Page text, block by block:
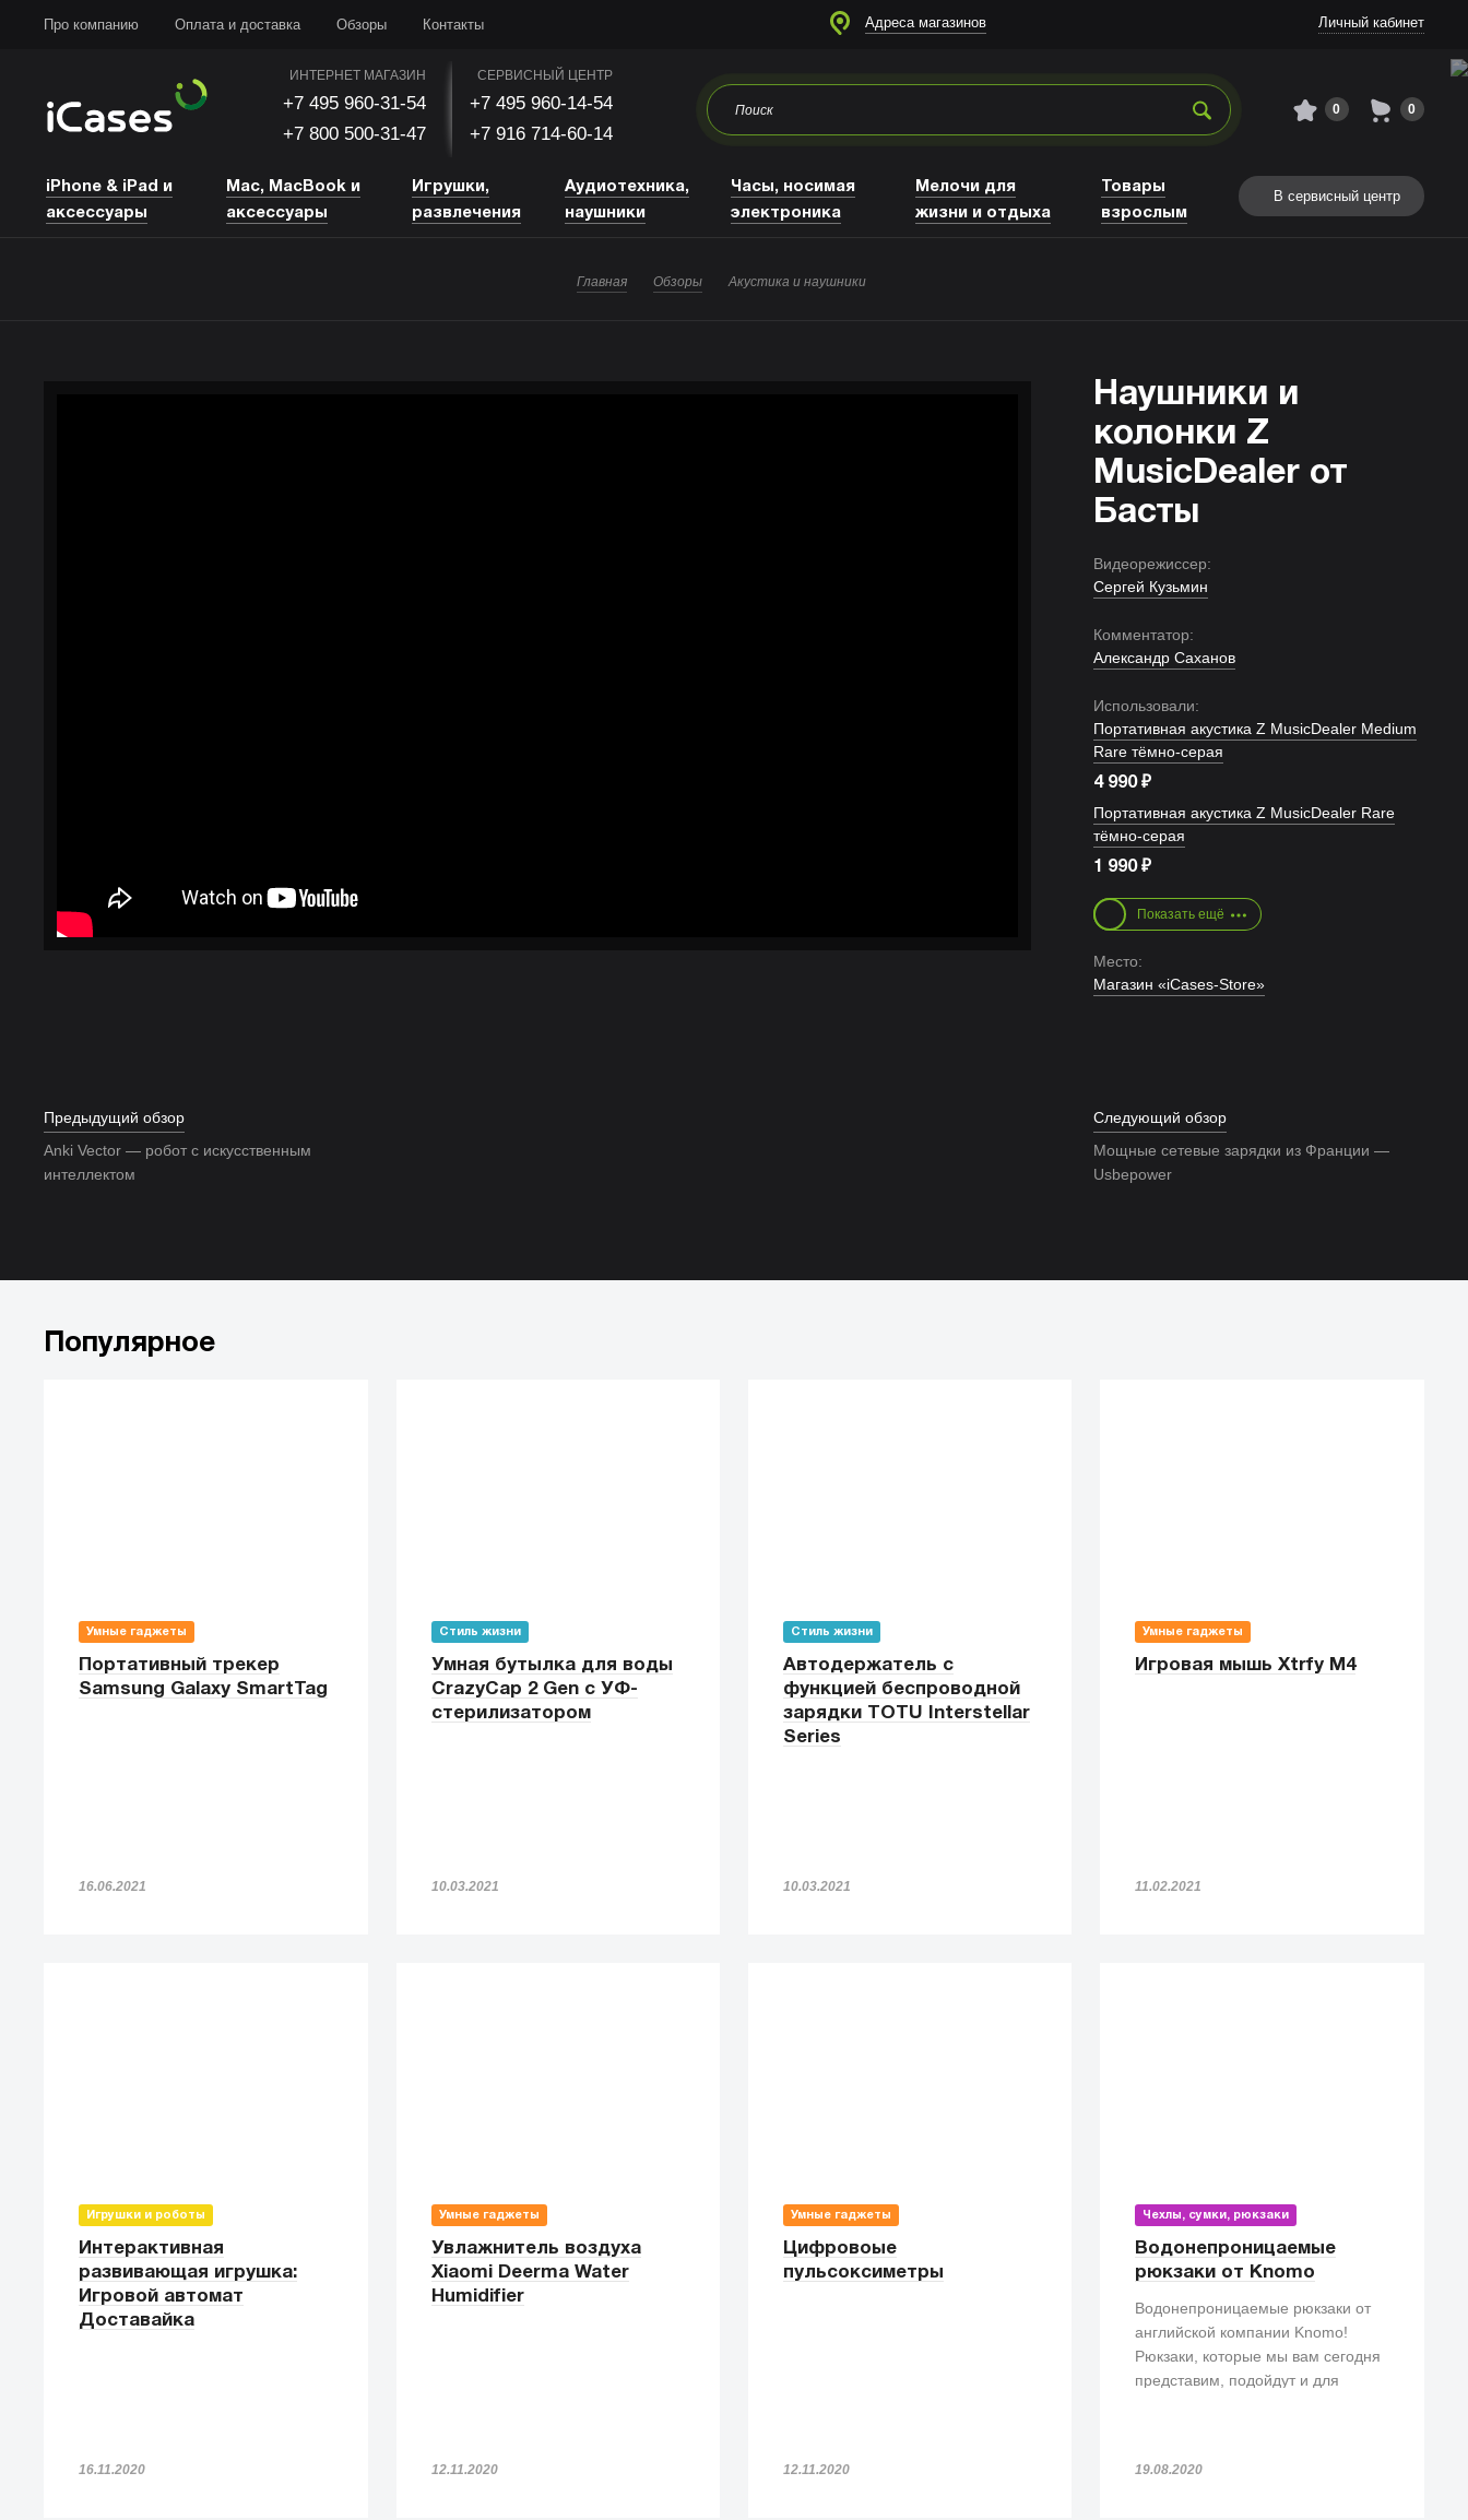
Про компанию Оплата и доставка Обзоры Контакты Адреса магазинов Личный кабинет
ИНТЕРНЕТ МАГАЗИН
+7 495 960-31-54
+7 800 500-31-47
СЕРВИСНЫЙ ЦЕНТР
+7 495 960-14-54
+7 916 714-60-14
0 0
iPhone & iPad и
аксессуары
Mac, MacBook и
аксессуары
Игрушки,
развлечения
Аудиотехника,
наушники
Часы, носимая
электроника
Мелочи для
жизни и отдыха
Товары
взрослым
В сервисный центр
Главная Обзоры Акустика и наушники
Наушники и
колонки Z
MusicDealer от
Басты
Видеорежиссер:
Сергей Кузьмин
Комментатор:
Александр Саханов
Использовали:
Портативная акустика Z MusicDealer Medium
Rare тёмно-серая
4 990 ₽
Портативная акустика Z MusicDealer Rare
тёмно-серая
1 990 ₽
Наушники Z MusicDealer S чёрные (ZMDH-
SB)
Беспроводные наушники Z MusicDealer S BT
Показать ещё
Место:
Магазин «iCases-Store»
Следующий обзор
Мощные сетевые зарядки из Франции —
Usbepower
Предыдущий обзор
Anki Vector — робот с искусственным
интеллектом
Популярное
Умные гаджеты
Портативный трекер
Samsung Galaxy SmartTag
16.06.2021
Стиль жизни
Умная бутылка для воды
CrazyCap 2 Gen с УФ-
стерилизатором
10.03.2021
Стиль жизни
Автодержатель с
функцией беспроводной
зарядки TOTU Interstellar
Series
10.03.2021
Умные гаджеты
Игровая мышь Xtrfy M4
11.02.2021
Игрушки и роботы
Интерактивная
развивающая игрушка:
Игровой автомат
Доставайка
16.11.2020
Умные гаджеты
Увлажнитель воздуха
Xiaomi Deerma Water
Humidifier
12.11.2020
Умные гаджеты
Цифровоые
пульсоксиметры
12.11.2020
Чехлы, сумки, рюкзаки
Водонепроницаемые
рюкзаки от Knomo
Водонепроницаемые рюкзаки от
английской компании Knomo!
Рюкзаки, которые мы вам сегодня
представим, подойдут и для
дождь!
19.08.2020